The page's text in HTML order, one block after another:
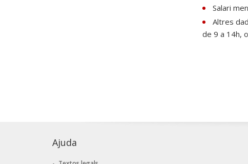
Salari
Altres
de 9 a 14h,
Ajuda